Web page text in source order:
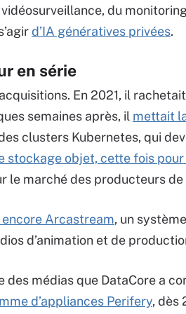
du
d’IA génératives privées.
en série
En 2021, il
semaines après, il mettait
clusters Kubernetes, qui
stockage objet, cette fois
le marché des producteurs de
Arcastream, un
d’animation et de
des médias que DataCore a
d’appliances Perifery, dès